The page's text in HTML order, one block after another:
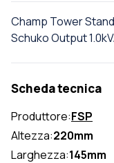
Champ Tower
Schuko Output
Scheda tecnica
Produttore:FSP
Altezza:220mm
Larghezza:145mm